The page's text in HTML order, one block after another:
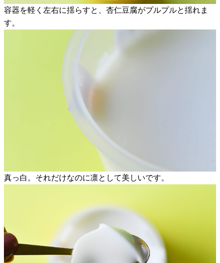
容器を軽く左右に揺らすと、杏仁豆腐がプルプルと揺れま
す。
真っ白。それだけなのに凛として美しいです。